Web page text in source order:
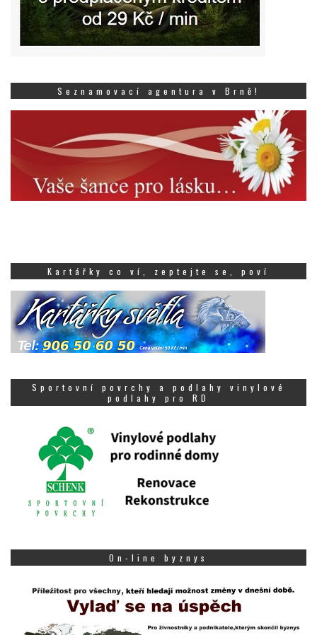
Seznamovací agentura v Brně!
Kartářky co ví, zeptejte se, poví
Sportovní povrchy a podlahy vinylové
podlahy pro RD
On-line byznys